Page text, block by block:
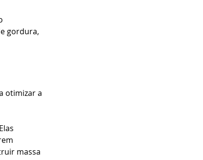
gordura,
otimizar a
massa